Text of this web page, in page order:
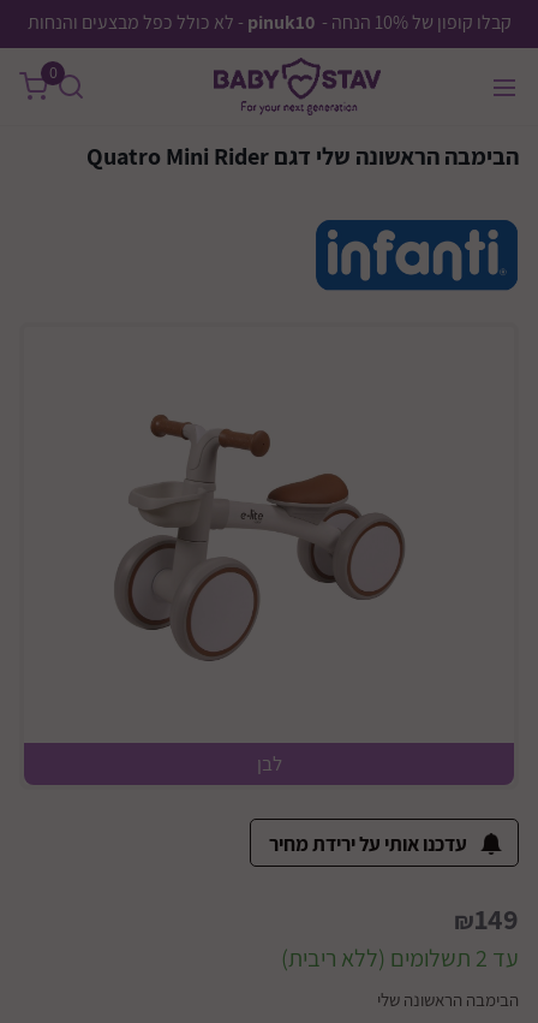
קבלו קופון של 10% הנחה - pinuk10 - לא כולל כפל מבצעים והנחות
0
הבימבה הראשונה שלי דגם Quatro Mini Rider
לבן
עדכנו אותי על ירידת מחיר
₪149
עד 2 תשלומים (ללא ריבית)
הבימבה הראשונה שלי